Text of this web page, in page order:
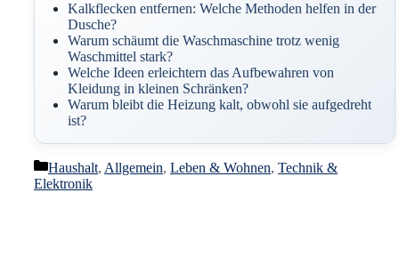
Kalkflecken entfernen: Welche Methoden helfen in der
Dusche?
Warum schäumt die Waschmaschine trotz wenig
Waschmittel stark?
Welche Ideen erleichtern das Aufbewahren von
Kleidung in kleinen Schränken?
Warum bleibt die Heizung kalt, obwohl sie aufgedreht
ist?
Kategorien
Haushalt, Allgemein, Leben & Wohnen, Technik &
Elektronik